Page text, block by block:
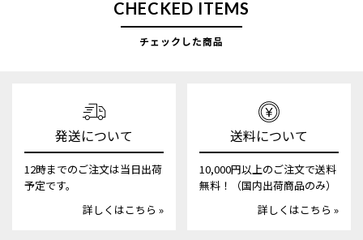
CHECKED ITEMS
チェックした商品
発送について
12時までのご注文は当日出荷
予定です。
詳しくはこちら »
送料について
10,000円以上のご注文で送料
無料！（国内出荷商品のみ）
詳しくはこちら »